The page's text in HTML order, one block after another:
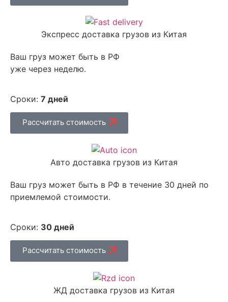
Экспресс доставка грузов из Китая
Ваш груз может быть в РФ
уже через неделю.
Сроки: 7 дней
Рассчитать стоимость
Авто доставка грузов из Китая
Ваш груз может быть в РФ в течение 30 дней по
приемлемой стоимости.
Сроки: 30 дней
Рассчитать стоимость
ЖД доставка грузов из Китая